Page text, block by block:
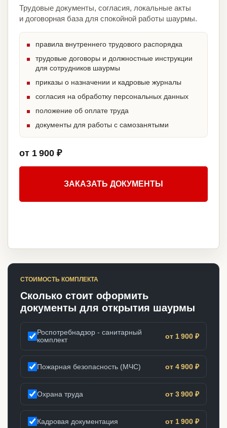
Трудовые документы, согласия, локальные акты
и договорная база для спокойной работы шаурмы.
правила внутреннего трудового распорядка
трудовые договоры и должностные инструкции
для сотрудников шаурмы
приказы о назначении и кадровые журналы
согласия на обработку персональных данных
положение об оплате труда
документы для работы с самозанятыми
от 1 900 ₽
ЗАКАЗАТЬ ДОКУМЕНТЫ
СТОИМОСТЬ КОМПЛЕКТА
Сколько стоит оформить
документы для открытия шаурмы
Роспотребнадзор - санитарный
комплект
от 1 900 ₽
Пожарная безопасность (МЧС) от 4 900 ₽
Охрана труда от 3 900 ₽
Кадровая документация от 1 900 ₽